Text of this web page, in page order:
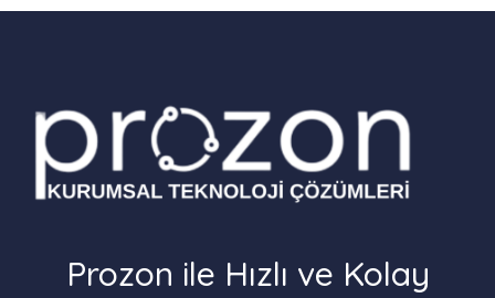
Prozon ile Hızlı ve Kolay